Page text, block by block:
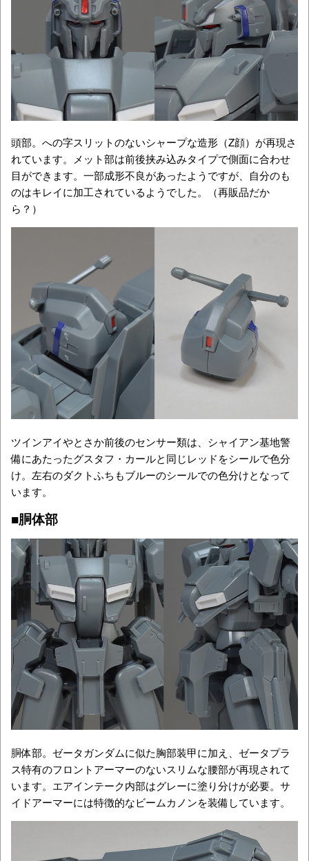
頭部。への字スリットのないシャープな造形（Z顔）が再現さ
れています。メット部は前後挟み込みタイプで側面に合わせ
目ができます。一部成形不良があったようですが、自分のも
のはキレイに加工されているようでした。（再販品だか
ら？）
ツインアイやとさか前後のセンサー類は、シャイアン基地警
備にあたったグスタフ・カールと同じレッドをシールで色分
け。左右のダクトふちもブルーのシールでの色分けとなって
います。
■胴体部
胴体部。ゼータガンダムに似た胸部装甲に加え、ゼータプラ
ス特有のフロントアーマーのないスリムな腰部が再現されて
います。エアインテーク内部はグレーに塗り分けが必要。サ
イドアーマーには特徴的なビームカノンを装備しています。